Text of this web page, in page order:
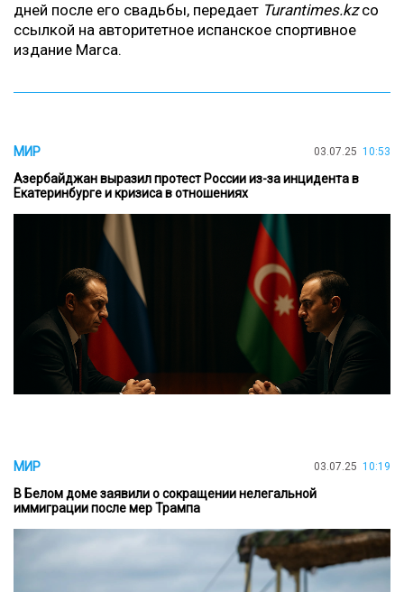
дней после его свадьбы, передает Turantimes.kzсо
ссылкой на авторитетное испанское спортивное
издание Marca.
МИР 03.07.25 10:53
Азербайджан выразил протест России из-за инцидента в
Екатеринбурге и кризиса в отношениях
МИР 03.07.25 10:19
В Белом доме заявили о сокращении нелегальной
иммиграции после мер Трампа